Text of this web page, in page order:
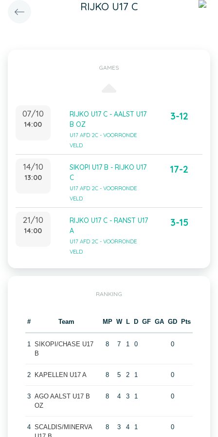
RIJKO U17 C
GAMES
07/10
14:00
RIJKO U17 C - AALST U17
B OZ
U17 AFD 2C - VOORRONDE
VELD
3-12
14/10
13:00
SIKOPI U17 B - RIJKO U17
C
U17 AFD 2C - VOORRONDE
VELD
17-2
21/10
14:00
RIJKO U17 C - RANST U17
A
U17 AFD 2C - VOORRONDE
VELD
3-15
RANKING
# Team MP W L D GF GA GD Pts
1 SIKOPI/CHASE U17
B
8 7 1 0 0
2 KAPELLEN U17 A 8 5 2 1 0
3 AGO AALST U17 B
OZ
8 4 3 1 0
4 SCALDIS/MINERVA
8 3 4 1 0